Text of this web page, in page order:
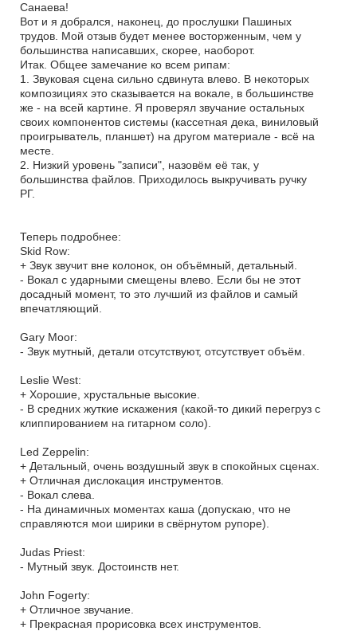
Санаева!
Вот и я добрался, наконец, до прослушки Пашиных
трудов. Мой отзыв будет менее восторженным, чем у
большинства написавших, скорее, наоборот.
Итак. Общее замечание ко всем рипам:
1. Звуковая сцена сильно сдвинута влево. В некоторых
композициях это сказывается на вокале, в большинстве
же - на всей картине. Я проверял звучание остальных
своих компонентов системы (кассетная дека, виниловый
проигрыватель, планшет) на другом материале - всё на
месте.
2. Низкий уровень "записи", назовём её так, у
большинства файлов. Приходилось выкручивать ручку
РГ.
Теперь подробнее:
Skid Row:
+ Звук звучит вне колонок, он объёмный, детальный.
- Вокал с ударными смещены влево. Если бы не этот
досадный момент, то это лучший из файлов и самый
впечатляющий.
Gary Moor:
- Звук мутный, детали отсутствуют, отсутствует объём.
Leslie West:
+ Хорошие, хрустальные высокие.
- В средних жуткие искажения (какой-то дикий перегруз с
клиппированием на гитарном соло).
Led Zeppelin:
+ Детальный, очень воздушный звук в спокойных сценах.
+ Отличная дислокация инструментов.
- Вокал слева.
- На динамичных моментах каша (допускаю, что не
справляются мои ширики в свёрнутом рупоре).
Judas Priest:
- Мутный звук. Достоинств нет.
John Fogerty:
+ Отличное звучание.
+ Прекрасная прорисовка всех инструментов.